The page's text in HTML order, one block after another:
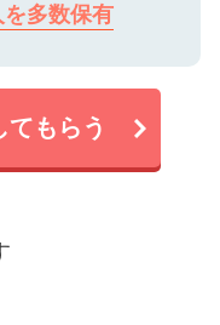
多数保有
もらう